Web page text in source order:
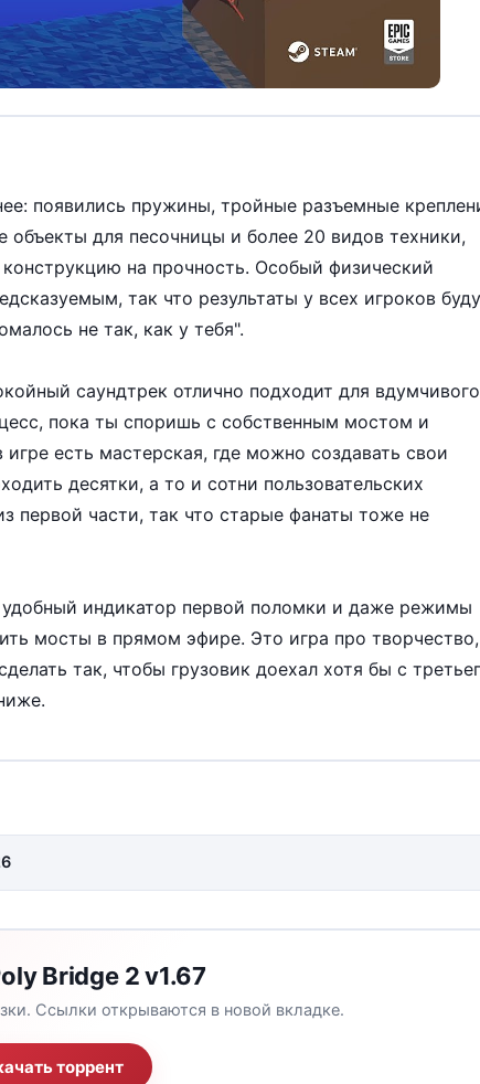
появились пружины, тройные разъемные
объекты для песочницы и более 20 видов техники,
на прочность. Особый физический
так что результаты у всех игроков
не так, как у тебя".
саундтрек отлично подходит для вдумчивого
пока ты споришь с собственным мостом и
есть мастерская, где можно создавать свои
десятки, а то и сотни пользовательских
первой части, так что старые фанаты тоже не
индикатор первой поломки и даже режимы
мосты в прямом эфире. Это игра про творчество,
так, чтобы грузовик доехал хотя бы с
Bridge 2 v1.67
Ссылки открываются в новой вкладке.
торрент